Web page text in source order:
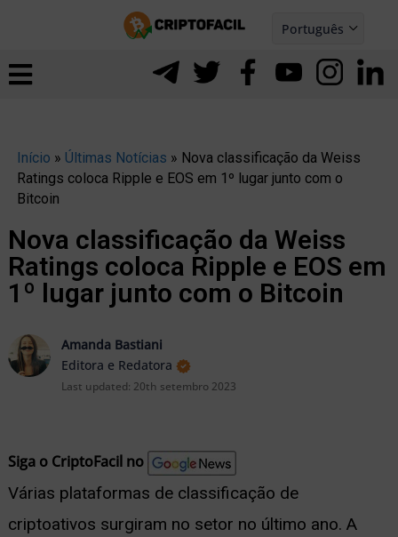
Português
Español
Início » Últimas Notícias » Nova classificação da Weiss
Ratings coloca Ripple e EOS em 1º lugar junto com o
Bitcoin
Nova classificação da Weiss
Ratings coloca Ripple e EOS em
1º lugar junto com o Bitcoin
Amanda Bastiani
Editora e Redatora
Last updated: 20th setembro 2023
Siga o CriptoFacil no
Várias plataformas de classificação de
criptoativos surgiram no setor no último ano. A